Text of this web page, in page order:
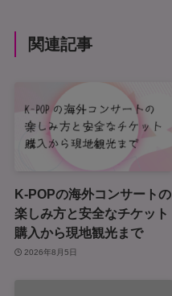
関連記事
K-POPの海外コンサートの
楽しみ方と安全なチケット
購入から現地観光まで
2026年8月5日